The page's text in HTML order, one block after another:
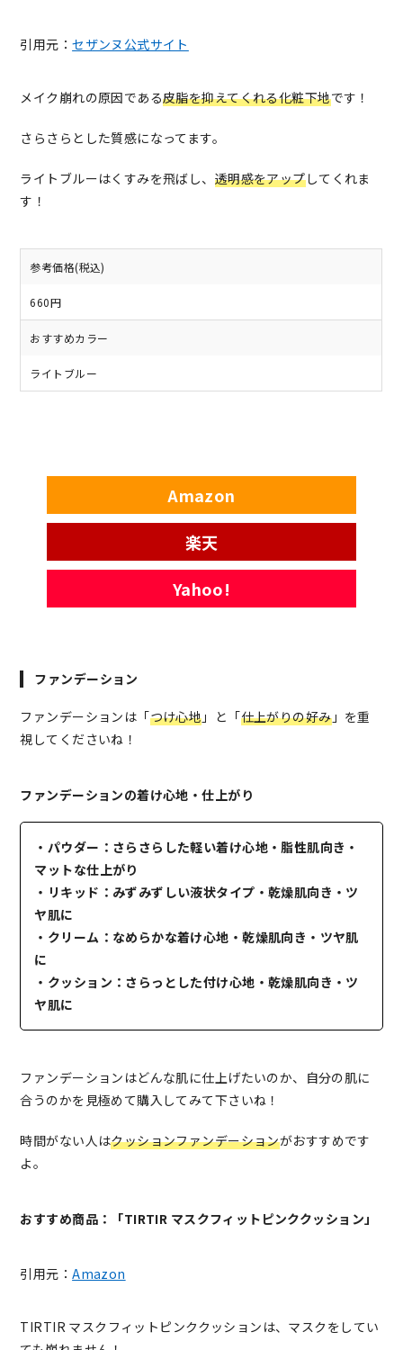
引用元：セザンヌ公式サイト
メイク崩れの原因である皮脂を抑えてくれる化粧下地です！
さらさらとした質感になってます。
ライトブルーはくすみを飛ばし、 透明感をアップしてくれま
す！
参考価格(税込)
660円
おすすめカラー
ライトブルー
Amazon
楽天
Yahoo!
ファンデーション
ファンデーションは「つけ心地 」と「仕上がりの好み」を重
視してくださいね！
ファンデーションの着け心地・仕上がり
・パウダー：さらさらした軽い着け心地・脂性肌向き・
マットな仕上がり
・リキッド：みずみずしい液状タイプ・乾燥肌向き・ツ
ヤ肌に
・クリーム：なめらかな着け心地・乾燥肌向き・ツヤ肌
に
・クッション：さらっとした付け心地・乾燥肌向き・ツ
ヤ肌に
ファンデーションはどんな肌に仕上げたいのか、自分の肌に
合うのかを見極めて購入してみて下さいね！
時間がない人はクッションファンデーションがおすすめです
よ。
おすすめ商品：「TIRTIR マスクフィットピンククッション」
引用元：Amazon
TIRTIR マスクフィットピンククッションは、マスクをしてい